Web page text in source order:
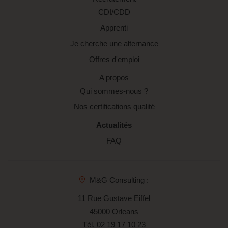
CDI/CDD
Apprenti
Je cherche une alternance
Offres d'emploi
A propos
Qui sommes-nous ?
Nos certifications qualité
Actualités
FAQ
M&G Consulting :
11 Rue Gustave Eiffel
45000 Orleans
Tél. 02 19 17 10 23